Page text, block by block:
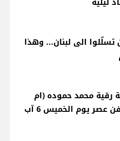
تسلّلوا الى لبنان... وهذا
رقية محمد حموده (ام
محمد)، الدفن عصر يوم الخميس 6 آب